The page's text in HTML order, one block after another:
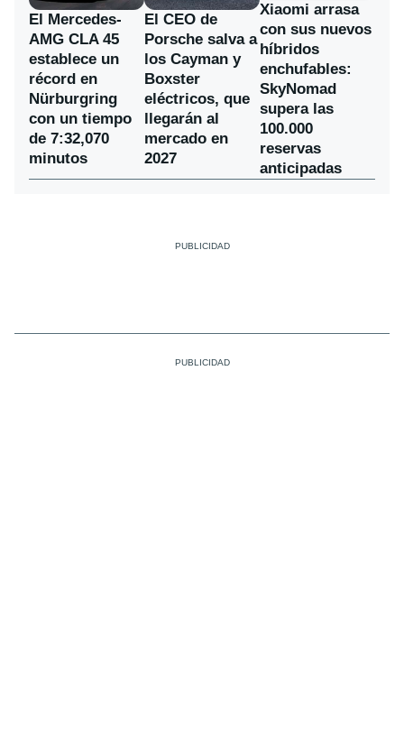
El Mercedes-
AMG CLA 45
establece un
récord en
Nürburgring
con un tiempo
de 7:32,070
minutos
El CEO de
Porsche salva a
los Cayman y
Boxster
eléctricos, que
llegarán al
mercado en
2027
Xiaomi arrasa
con sus nuevos
híbridos
enchufables:
SkyNomad
supera las
100.000
reservas
anticipadas